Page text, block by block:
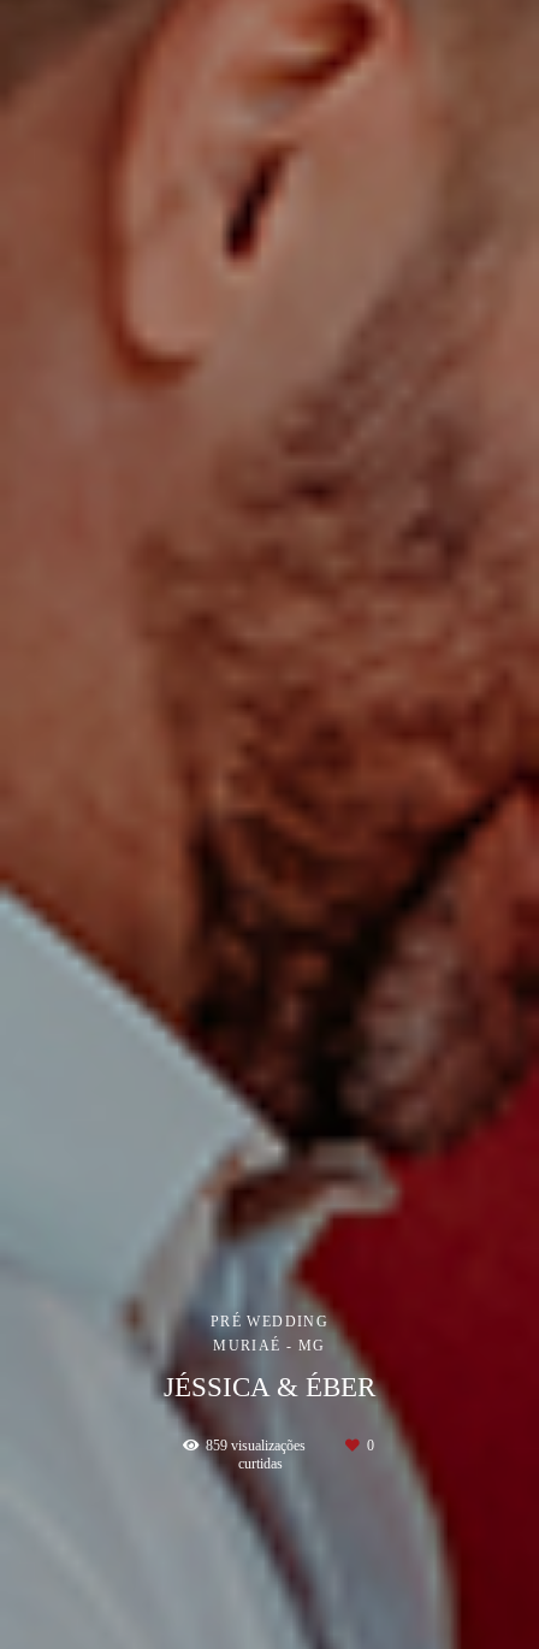
PRÉ WEDDING
MURIAÉ - MG
JÉSSICA & ÉBER
859 visualizações
0
curtidas